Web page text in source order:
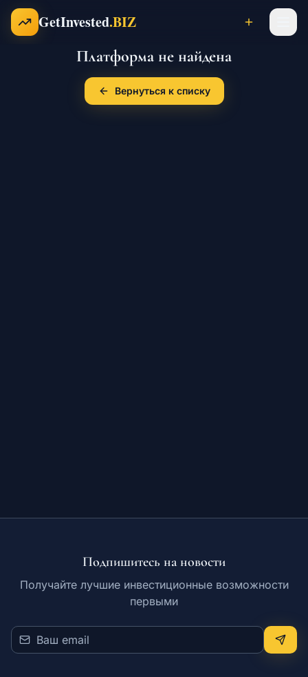
Перейти к содержимому
GetInvested.BIZ
Проекты
Платформа не найдена
Вернуться к списку
Подпишитесь на новости
Получайте лучшие инвестиционные возможности
первыми